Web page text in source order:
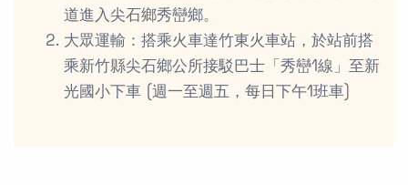
道進入尖石鄉秀巒鄉。
大眾運輸：搭乘火車達竹東火車站，於站前搭
乘新竹縣尖石鄉公所接駁巴士「秀巒1線」至新
光國小下車 (週一至週五，每日下午1班車)